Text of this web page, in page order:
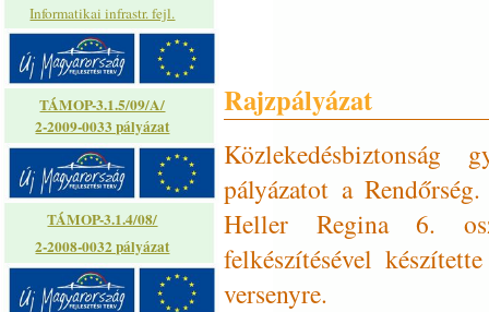
Informatikai infrastr. fejl.
TÁMOP-3.1.5/09/A/
2-2009-0033 pályázat
TÁMOP-3.1.4/08/
2-2008-0032 pályázat
Rajzpályázat
pályázatot a
Heller Regina 6.
felkészítésével
versenyre.